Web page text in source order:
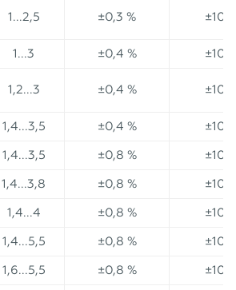
1...2,5 ±0,3 % ±10
1...3 ±0,4 %
±10
1,2...3 ±0,4 % ±10
1,4...3,5 ±0,4 %
±10
1,4...3,5 ±0,8 %
±10
1,4...3,8 ±0,8 %
±10
1,4...4 ±0,8 %
±10
1,4...5,5 ±0,8 %
±10
1,6...5,5 ±0,8 %
±10